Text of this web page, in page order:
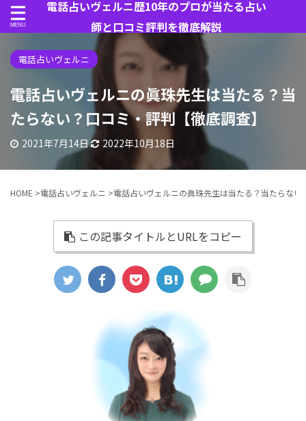
電話占いヴェルニ歴10年のプロが当たる占い
師と口コミ評判を徹底解説
電話占いヴェルニ
電話占いヴェルニの眞珠先生は当たる？当
たらない？口コミ・評判【徹底調査】
2021年7月14日 2022年10月18日
HOME >電話占いヴェルニ >電話占いヴェルニの眞珠先生は当たる？当たらな
この記事タイトルとURLをコピー